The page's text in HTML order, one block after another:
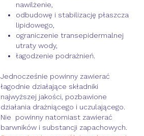
nawilżenie,
odbudowę i stabilizację płaszcza
lipidowego,
ograniczenie transepidermalnej
utraty wody,
łagodzenie podrażnień.
Jednocześnie powinny zawierać
łagodnie działające składniki
najwyższej jakości, pozbawione
działania drażniącego i uczulającego.
Nie powinny natomiast zawierać
barwników i substancji zapachowych.